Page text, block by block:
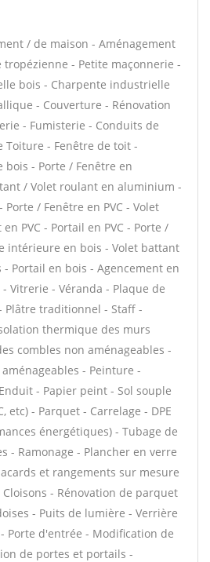
/ de maison - Aménagement
tropézienne - Petite maçonnerie -
bois - Charpente industrielle
- Couverture - Rénovation
- Fumisterie - Conduits de
Toiture - Fenêtre de toit -
- Porte / Fenêtre en
/ Volet roulant en aluminium -
/ Fenêtre en PVC - Volet
PVC - Portail en PVC - Porte /
intérieure en bois - Volet battant
Portail en bois - Agencement en
Vitrerie - Véranda - Plaque de
Plâtre traditionnel - Staff -
thermique des murs
combles non aménageables -
- Peinture -
- Papier peint - Sol souple
etc) - Parquet - Carrelage - DPE
énergétiques) - Tubage de
- Ramonage - Plancher en verre
et rangements sur mesure
- Rénovation de parquet
- Puits de lumière - Verrière
Porte d'entrée - Modification de
de portes et portails -